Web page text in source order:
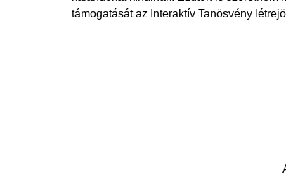
támogatását az Interaktív Tanösvény